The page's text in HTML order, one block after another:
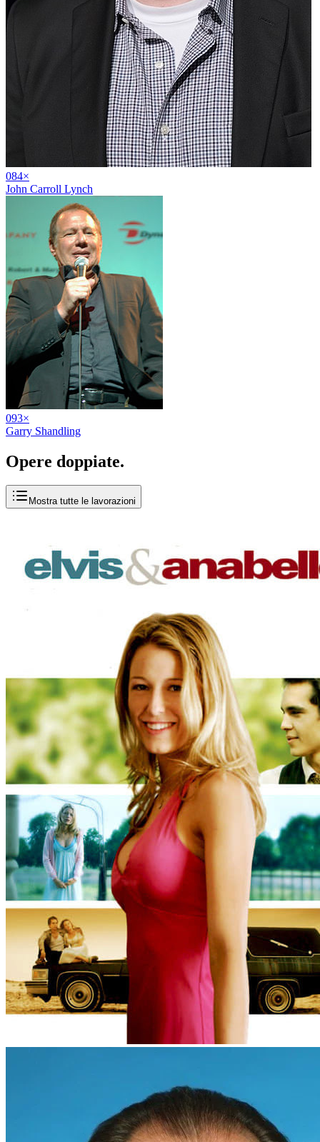
084×
John Carroll Lynch
093×
Garry Shandling
Opere doppiate.
Mostra tutte le lavorazioni